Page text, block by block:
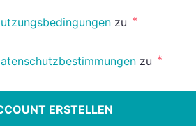
zu *
zu *
ERSTELLEN